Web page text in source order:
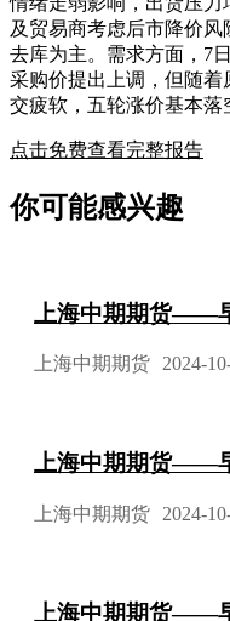
及贸易商考虑后市降价
去库为主。需求方面，7
采购价提出上调，但随
交疲软，五轮涨价基本
点击免费查看完整报告
你可能感兴趣
上海中期期货——
上海中期期货 2024-
上海中期期货——
上海中期期货 2024-
上海中期期货——